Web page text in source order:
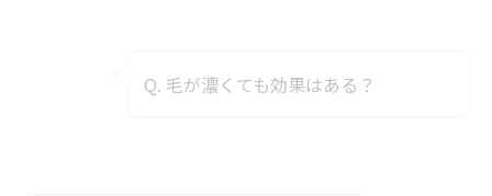
Q. 毛が濃くても効果はある？